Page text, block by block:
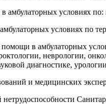
условиях
условиях по
в амбулаторных
неврологии,
диагностике,
и медицинских